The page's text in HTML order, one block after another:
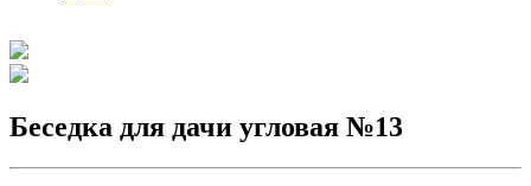
Беседка для дачи угловая №13